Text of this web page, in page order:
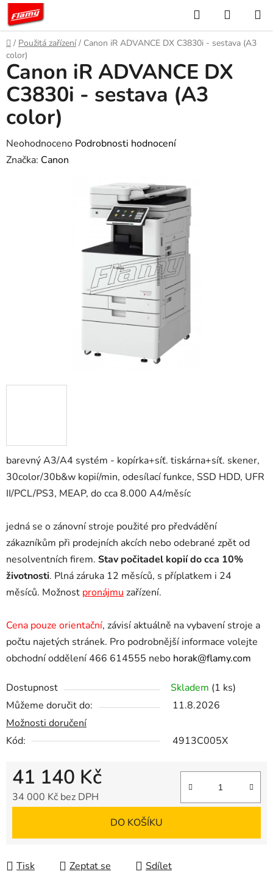
Přejít
obsah
Hledat
KOŠÍK
Domů
/ Použitá zařízení / Canon iR ADVANCE DX C3830i - sestava (A3
color)
barevný A3/A4 systém - kopírka+síť. tiskárna+síť. skener,
30color/30b&w kopií/min, odesílací funkce, SSD HDD, UFR
II/PCL/PS3, MEAP, do cca 8.000 A4/měsíc
jedná se o zánovní stroje použité pro předvádění
zákazníkům při prodejních akcích nebo odebrané zpět od
nesolventních firem. Stav počitadel kopií do cca 10%
životnosti. Plná záruka 12 měsíců, s příplatkem i 24
měsíců. Možnost pronájmu zařízení.
Cena pouze orientační, závisí aktuálně na vybavení stroje a
počtu najetých stránek. Pro podrobnější informace volejte
obchodní oddělení 466 614555 nebo horak@flamy.com
Dostupnost Skladem (1 ks)
Můžeme doručit do:
11.8.2026
Možnosti doručení
Kód:
4913C005X
41 140 Kč
34 000 Kč bez DPH
DO KOŠÍKU
Tisk Zeptat se Sdílet
Canon iR ADVANCE DX
C3830i - sestava (A3
color)
Průměrné
hodnocení
Neohodnoceno Podrobnosti hodnocení
Značka: Canon